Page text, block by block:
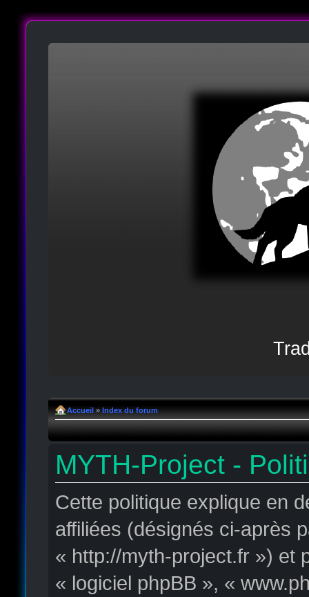
Accueil » Index du forum
MYTH-Project -
Cette politique explique en
affiliées (désignés ci-après
« http://myth-project.fr ») et
« logiciel phpBB », «